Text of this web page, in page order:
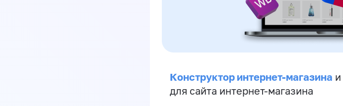
Конструктор интернет-магазина
для сайта интернет-магазина